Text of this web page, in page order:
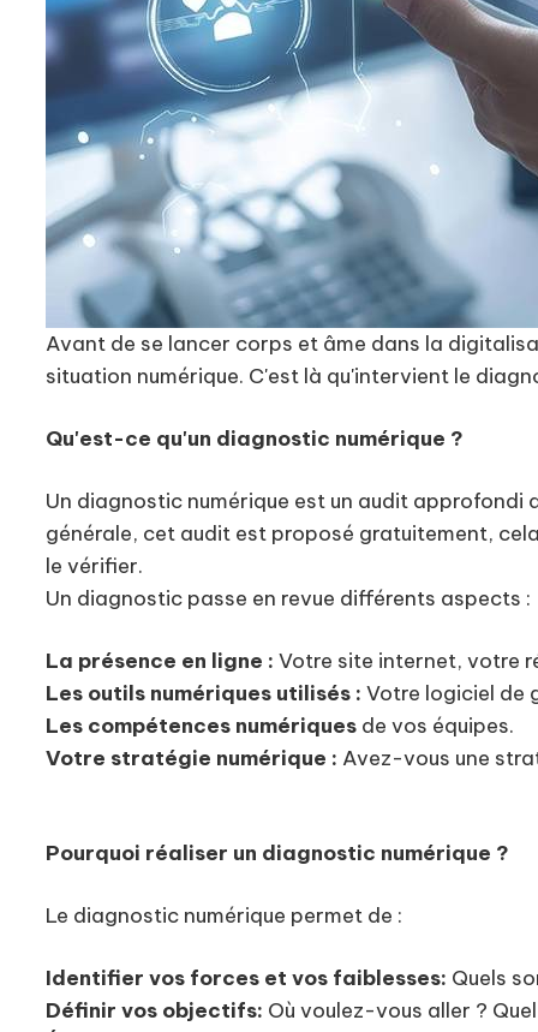
Avant de se lancer corps et âme dans la
situation numérique. C'est là qu'intervient le
Qu'est-ce qu'un diagnostic numérique ?
Un diagnostic numérique est un audit approfondi
générale, cet audit est proposé gratuitement,
le vérifier.
Un diagnostic passe en revue différents aspects :
La présence en ligne : Votre site internet, votre
Les outils numériques utilisés :Votre logiciel de
Les compétences numériques de vos équipes.
Votre stratégie numérique : Avez-vous une
Pourquoi réaliser un diagnostic numérique ?
Le diagnostic numérique permet de :
Identifier vos forces et vos faiblesses: Quels
Définir vos objectifs: Où voulez-vous aller ?